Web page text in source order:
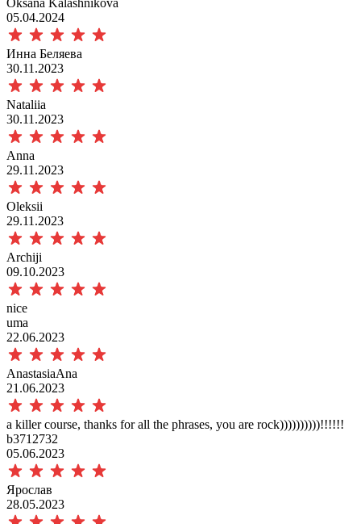
05.04.2024
Инна Беляева
30.11.2023
Nataliia
30.11.2023
Anna
29.11.2023
Oleksii
29.11.2023
Archiji
09.10.2023
nice
uma
22.06.2023
AnastasiaAna
21.06.2023
a killer course, thanks for all the phrases, you are rock))))))))))!!!!!!
b3712732
05.06.2023
Ярослав
28.05.2023